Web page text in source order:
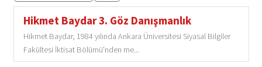
Privacy Policy Türkçe
Hikmet Baydar 3. Göz Danışmanlık
Hikmet Baydar, 1984 yılında Ankara Üniversitesi Siyasal Bilgiler
Fakültesi İktisat Bölümü'nden me...